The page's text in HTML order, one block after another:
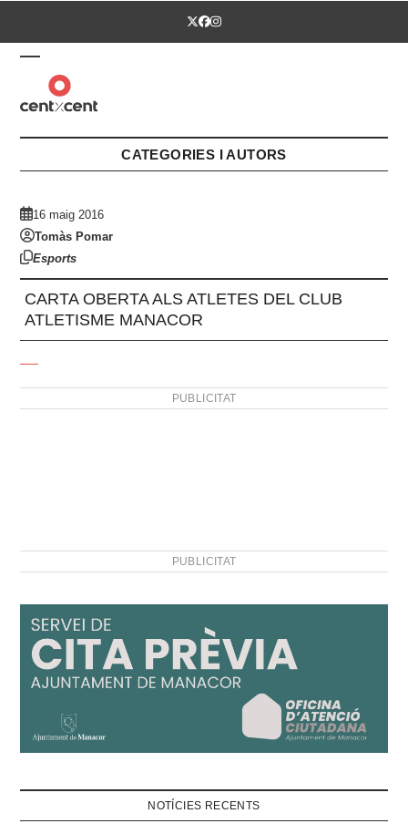
Twitter
Facebook
Instagram
Open
mobile
menu
Close
mobile
menu
CATEGORIES I AUTORS
16 maig 2016
Tomàs Pomar
Esports
CARTA OBERTA ALS ATLETES DEL CLUB
ATLETISME MANACOR
PUBLICITAT
PUBLICITAT
NOTÍCIES RECENTS